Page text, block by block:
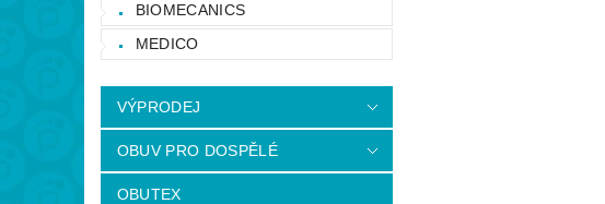
BIOMECANICS
MEDICO
VÝPRODEJ
OBUV PRO DOSPĚLÉ
OBUTEX